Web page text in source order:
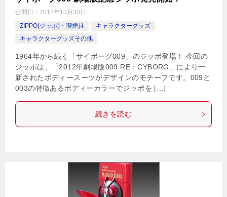
公開日： 2012年10月30日
ZIPPO(ジッポ)・喫煙具
キャラクターグッズ
キャラクターグッズその他
1964年から続く「サイボーグ009」のジッポ登場！ 今回の
ジッポは、「2012年劇場版009 RE：CYBORG」により一
新されたボディースーツがデザインのモチーフです。009と
003の特徴あるボディーカラーでジッポを […]
続きを読む